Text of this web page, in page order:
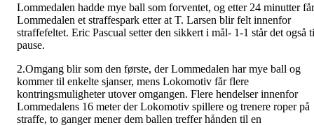
Lommedalen hadde mye ball som forventet, og etter 24 minutter får
Lommedalen et straffespark etter at T. Larsen blir felt innenfor
straffefeltet. Eric Pascual setter den sikkert i mål- 1-1 står det også
pause.
2.Omgang blir som den første, der Lommedalen har mye ball og
kommer til enkelte sjanser, mens Lokomotiv får flere
kontringsmuligheter utover omgangen. Flere hendelser innenfor
Lommedalens 16 meter der Lokomotiv spillere og trenere roper på
straffe, to ganger mener dem ballen treffer hånden til en